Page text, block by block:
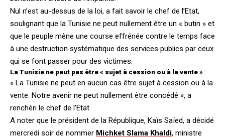
Nul n’est au-dessus de la loi, a fait savoir le chef de l’Etat,
soulignant que la Tunisie ne peut nullement être un « butin » et
que le peuple mène une course effrénée contre le temps face
à une destruction systématique des services publics par ceux
qui se font passer pour des victimes.
La Tunisie ne peut pas être « sujet à cession ou à la vente »
« La Tunisie ne peut en aucun cas être sujet à cession ou à la
vente. Notre avenir ne peut nullement être concédé », a
renchéri le chef de l’Etat.
A noter que le président de la République, Kaïs Saïed, a décidé
mercredi soir de nommer Michket Slama Khaldi, ministre